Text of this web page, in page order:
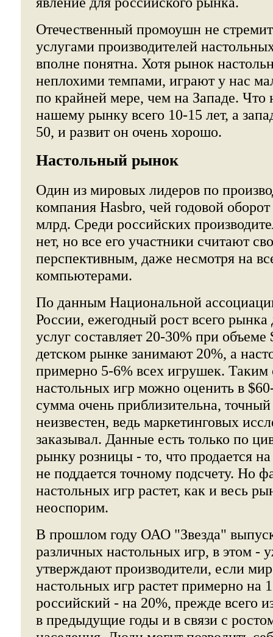
Отечественный промоушн не
услугами производителей
вполне понятна. Хотя рынок
неплохими темпами, играют у нас
по крайней мере, чем на Западе. Что
нашему рынку всего 10-15 лет, а
50, и развит он очень хорошо.
Настольный рынок
Один из мировых лидеров по
компания Hasbro, чей годовой оборот
млрд. Среди российских
нет, но все его участники считают
перспективным, даже несмотря на
компьютерами.
По данным Национальной
России, ежегодный рост всего рынка
услуг составляет 20-30% при
детском рынке занимают 20%, а
примерно 5-6% всех игрушек. Таким
настольных игр можно оценить в
сумма очень приблизительна,
неизвестен, ведь маркетинговых
заказывал. Данные есть только по
рынку розницы - то, что продается
не поддается точному подсчету. Но
настольных игр растет, как и весь
неоспорим.
В прошлом году ОАО "Звезда"
различных настольных игр, в этом -
утверждают производители, если
настольных игр растет примерно на
российский - на 20%, прежде всего
в предыдущие годы и в связи с